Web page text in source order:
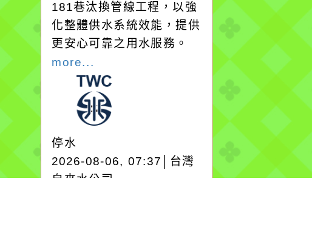
181巷汰換管線工程，以強
化整體供水系統效能，提供
更安心可靠之用水服務。
more...
停水
2026-08-06, 07:37│台灣
自來水公司